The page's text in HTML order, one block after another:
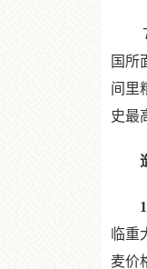
７
国所
间里
史最
临
麦价